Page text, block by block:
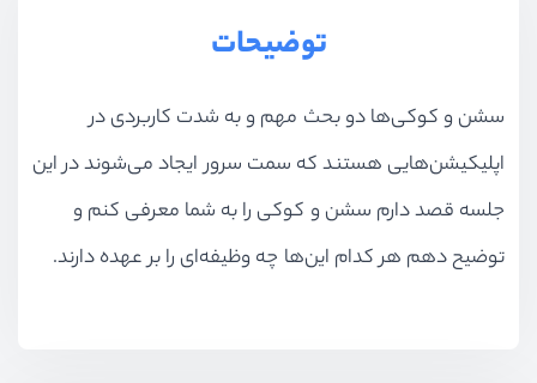
توضیحات
سشن و کوکی‌ها دو بحث مهم و به شدت کاربردی در
اپلیکیشن‌هایی هستند که سمت سرور ایجاد می‌شوند در این
جلسه قصد دارم سشن و کوکی را به شما معرفی کنم و
توضیح دهم هر کدام این‌ها چه وظیفه‌ای را بر عهده دارند.